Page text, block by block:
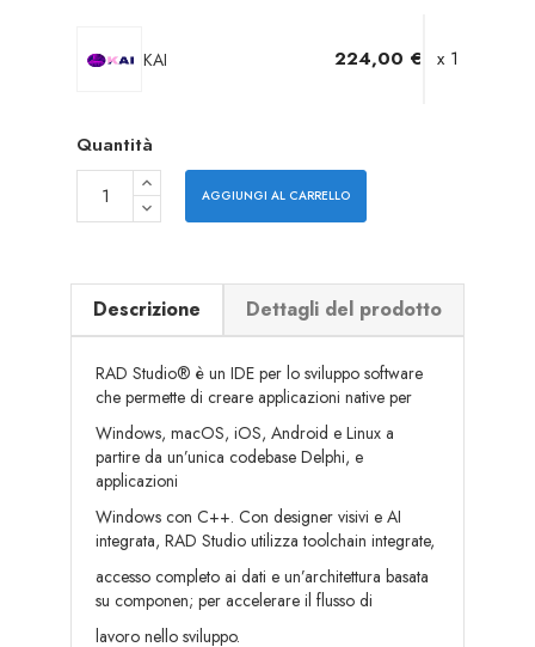
KAI 224,00 € x 1
Quantità
AGGIUNGI AL CARRELLO
Descrizione Dettagli del prodotto
RAD Studio® è un IDE per lo sviluppo software
che permette di creare applicazioni native per
Windows, macOS, iOS, Android e Linux a
partire da un’unica codebase Delphi, e
applicazioni
Windows con C++. Con designer visivi e AI
integrata, RAD Studio utilizza toolchain integrate,
accesso completo ai dati e un’architettura basata
su componen; per accelerare il flusso di
lavoro nello sviluppo.